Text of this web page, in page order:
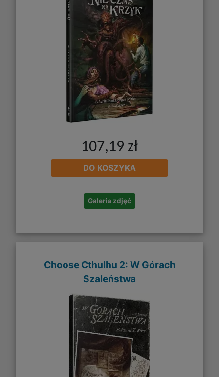
107,19 zł
DO KOSZYKA
Galeria zdjęć
Choose Cthulhu 2: W Górach
Szaleństwa